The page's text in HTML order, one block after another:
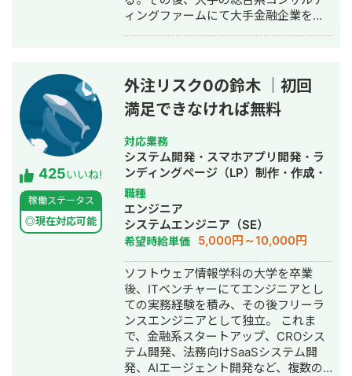
ィングファームにて大手金融企業を顧
425いいね!
稼働ステータス
◎現在対応可能
外注リスク0の鈴木 ｜初回
満足できなければ無料
対応業務
システム開発・スマホアプリ開発・ラ
ンディングページ（LP）制作・作成・
ECサイト構築・ネットショップ作成代
行・SEO対策・新規事業立上・SNS運
用代行・記事作成代行・ライティン
グ・翻訳・ホームページ制作・作成・
バナー制作・デザイン・ロゴデザイ
ン・作成・イラスト制作・動画制作・
動画編集・AI活用
職種
エンジニア
システムエンジニア（SE）
希望時給単価 5,000円～10,000円
ソフトウェア情報学科の大学を卒業
後、ITベンチャーにてエンジニアとし
ての実務経験を積み、その後フリーラ
ンスエンジニアとして独立。 これま
で、金融系スタートアップ、CROシス
テム開発、法務向けSaaSシステム開
発、AIエージェント開発など、複数の